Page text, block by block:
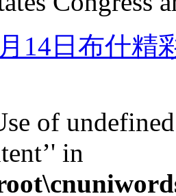
14日布什精
of
in